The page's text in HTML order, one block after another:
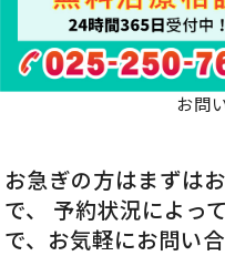
お問
お急ぎの方はまずは
で、 予約状況によっ
で、お気軽にお問い